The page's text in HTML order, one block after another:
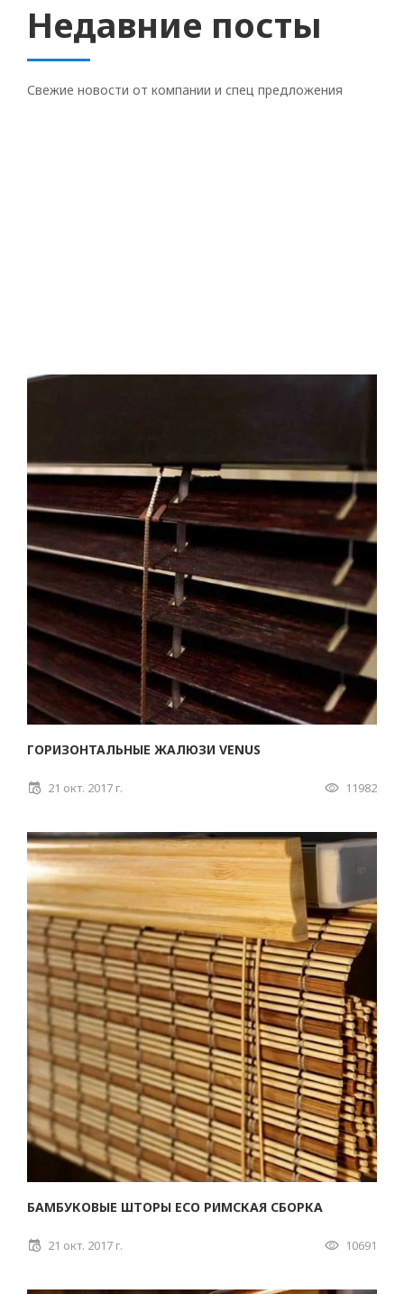
Недавние посты
Свежие новости от компании и спец предложения
ГОРИЗОНТАЛЬНЫЕ ЖАЛЮЗИ VENUS
21 окт. 2017 г. 11982
БАМБУКОВЫЕ ШТОРЫ ECO РИМСКАЯ СБОРКА
21 окт. 2017 г. 10691